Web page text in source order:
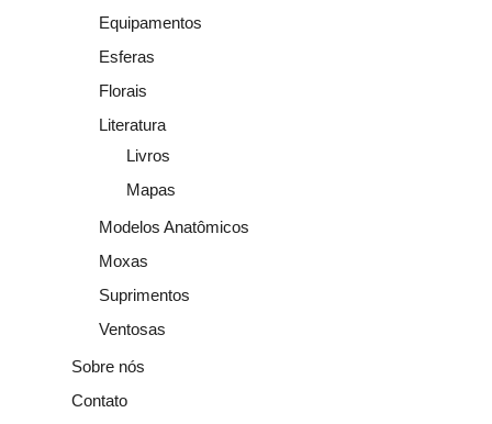
Equipamentos
Esferas
Florais
Literatura
Livros
Mapas
Modelos Anatômicos
Moxas
Suprimentos
Ventosas
Sobre nós
Contato